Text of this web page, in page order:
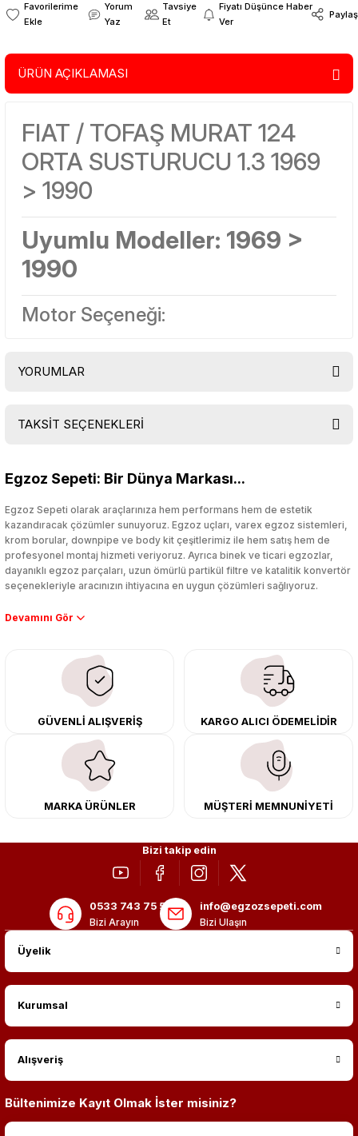
Yorum
Yaz
Tavsiye
Et
Fiyatı Düşünce Haber
Ver
Paylaş
ÜRÜN AÇIKLAMASI
FIAT / TOFAŞ MURAT 124
ORTA SUSTURUCU 1.3 1969
> 1990
Uyumlu Modeller: 1969 >
1990
Motor Seçeneği:
YORUMLAR
TAKSİT SEÇENEKLERİ
Egzoz Sepeti: Bir Dünya Markası...
Egzoz Sepeti olarak araçlarınıza hem performans hem de estetik
kazandıracak çözümler sunuyoruz. Egzoz uçları, varex egzoz sistemleri,
krom borular, downpipe ve body kit çeşitlerimiz ile hem satış hem de
profesyonel montaj hizmeti veriyoruz. Ayrıca binek ve ticari egzozlar,
dayanıklı egzoz parçaları, uzun ömürlü partikül filtre ve katalitik konvertör
seçenekleriyle aracınızın ihtiyacına en uygun çözümleri sağlıyoruz.
Performans artışı isteyen sürücüler için özel performans egzozları ve
çıkma orijinal ürünler ile yenileyebilir, body kit uygulamalarıyla aracınızın
tasarımını ve aerodinamisini üst seviyeye taşıyabilirsiniz.
Tüm ürünlerimiz orijinal, dayanıklı ve uzun ömürlüdür. İstanbul’daki montaj
merkezimizde profesyonel montaj yapıyor, Türkiye’nin her yerine güvenli
kargo ile teslimat gerçekleştiriyoruz. Aracınıza değer katmak için doğru
adres: Egzoz Sepeti.
GÜVENLİ ALIŞVERİŞ KARGO ALICI ÖDEMELİDİR
MARKA ÜRÜNLER MÜŞTERİ MEMNUNİYETİ
Bizi takip edin
0533 743 75 56
Bizi Arayın
info@egzozsepeti.com
Bizi Ulaşın
Üyelik
Kurumsal
Alışveriş
Bültenimize Kayıt Olmak İster misiniz?